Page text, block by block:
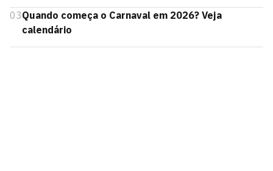
03Quando começa o Carnaval em 2026? Veja
calendário